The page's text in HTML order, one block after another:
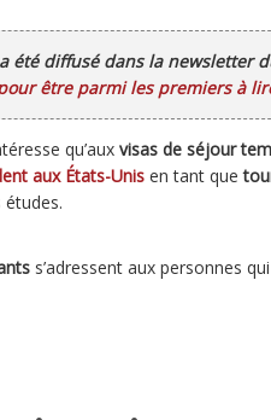
été diffusé dans la newsletter
être parmi les premiers à
qu’aux visas de séjour
aux États-Unis en tant que
études.
s’adressent aux personnes